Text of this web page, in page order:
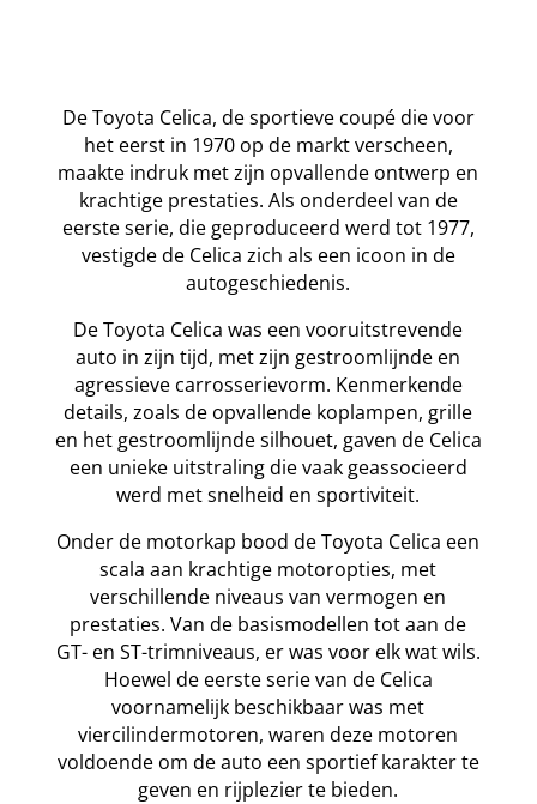
De Toyota Celica, de sportieve coupé die voor
het eerst in 1970 op de markt verscheen,
maakte indruk met zijn opvallende ontwerp en
krachtige prestaties. Als onderdeel van de
eerste serie, die geproduceerd werd tot 1977,
vestigde de Celica zich als een icoon in de
autogeschiedenis.
De Toyota Celica was een vooruitstrevende
auto in zijn tijd, met zijn gestroomlijnde en
agressieve carrosserievorm. Kenmerkende
details, zoals de opvallende koplampen, grille
en het gestroomlijnde silhouet, gaven de Celica
een unieke uitstraling die vaak geassocieerd
werd met snelheid en sportiviteit.
Onder de motorkap bood de Toyota Celica een
scala aan krachtige motoropties, met
verschillende niveaus van vermogen en
prestaties. Van de basismodellen tot aan de
GT- en ST-trimniveaus, er was voor elk wat wils.
Hoewel de eerste serie van de Celica
voornamelijk beschikbaar was met
viercilindermotoren, waren deze motoren
voldoende om de auto een sportief karakter te
geven en rijplezier te bieden.